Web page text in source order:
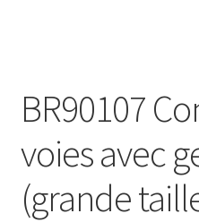
BR90107
voies avec
(grande